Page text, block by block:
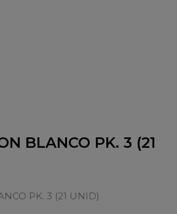
BLANCO PK. 3 (21
PK. 3 (21 UNID)